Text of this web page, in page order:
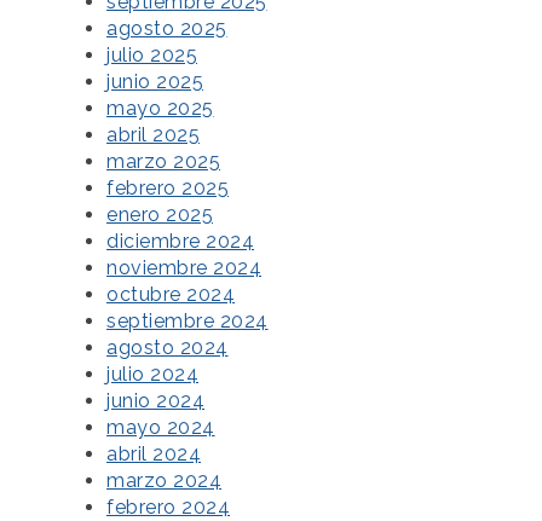
agosto 2025
julio 2025
junio 2025
mayo 2025
abril 2025
marzo 2025
febrero 2025
enero 2025
diciembre 2024
noviembre 2024
octubre 2024
septiembre 2024
agosto 2024
julio 2024
junio 2024
mayo 2024
abril 2024
marzo 2024
febrero 2024